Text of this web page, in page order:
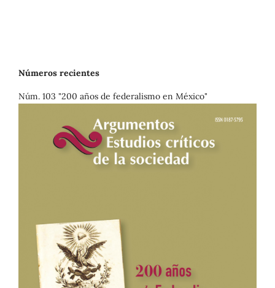
Números recientes
Núm. 103 "200 años de federalismo en México"